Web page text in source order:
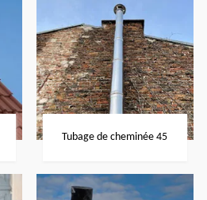
Tubage de cheminée 45